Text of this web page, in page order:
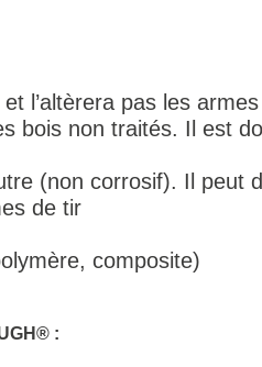
l’altèrera pas les
bois non traités. Il est
(non corrosif). Il peut
de tir
composite)
: